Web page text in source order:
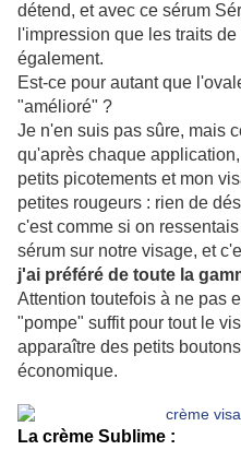
détend, et avec ce sérum
l'impression que les traits
également.
Est-ce pour autant que
"amélioré" ?
Je n'en suis pas sûre, mais
qu'après chaque
petits picotements et mon
petites rougeurs : rien de
c'est comme si on
sérum sur notre visage, et
j'ai préféré de toute la
Attention toutefois à ne pas
"pompe" suffit pour tout le
apparaître des petits
économique.
La crème Sublime :